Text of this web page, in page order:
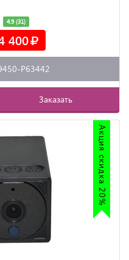
4.9 (31)
400
P63442
Заказать
Акция скидка 20%